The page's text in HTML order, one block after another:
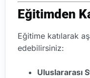
Eğitimden
Eğitime katılarak
edebilirsiniz:
Uluslararası